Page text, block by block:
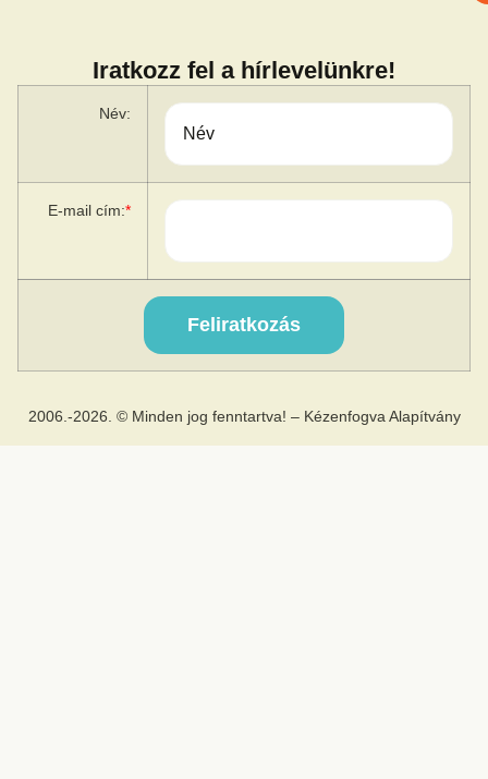
Iratkozz fel a hírlevelünkre!
Név:
E-mail cím:*
2006.-2026. © Minden jog fenntartva! – Kézenfogva Alapítvány